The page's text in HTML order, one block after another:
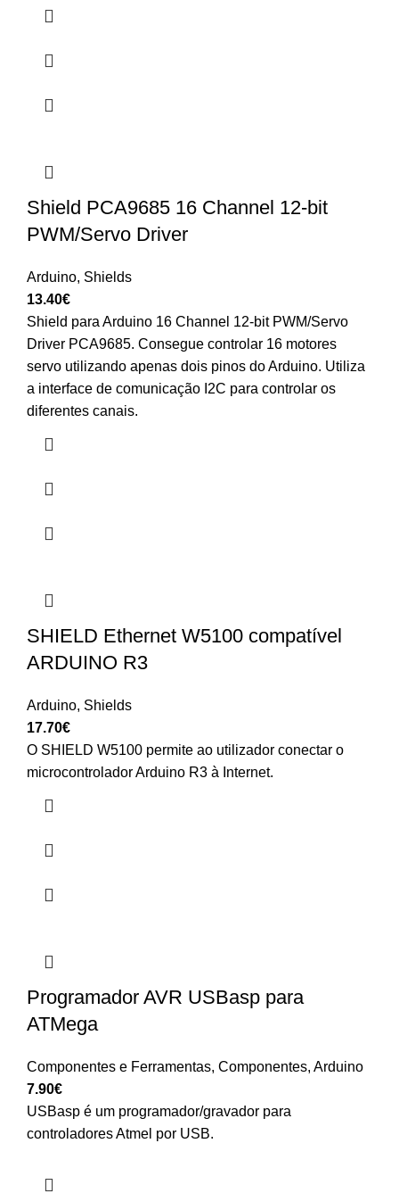
Shield PCA9685 16 Channel 12-bit
PWM/Servo Driver
Arduino, Shields
13.40€
Shield para Arduino 16 Channel 12-bit PWM/Servo
Driver PCA9685. Consegue controlar 16 motores
servo utilizando apenas dois pinos do Arduino. Utiliza
a interface de comunicação I2C para controlar os
diferentes canais.
SHIELD Ethernet W5100 compatível
ARDUINO R3
Arduino, Shields
17.70€
O SHIELD W5100 permite ao utilizador conectar o
microcontrolador Arduino R3 à Internet.
Programador AVR USBasp para
ATMega
Componentes e Ferramentas, Componentes, Arduino
7.90€
USBasp é um programador/gravador para
controladores Atmel por USB.